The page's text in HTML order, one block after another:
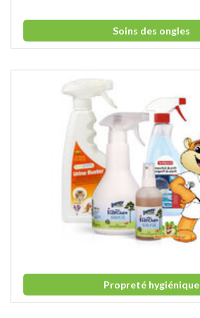
Soins des ongles
Propreté hygiénique